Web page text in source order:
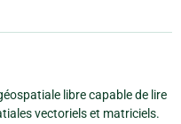
libre capable de lire
vectoriels et matriciels.